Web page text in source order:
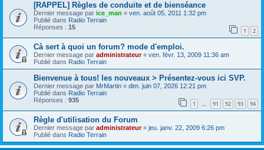
[RAPPEL] Règles de conduite et de bienséance
Dernier message par ice_man « ven. août 05, 2011 1:32 pm
Publié dans Radio Terrain
Réponses : 15 1 2
Cà sert à quoi un forum? mode d'emploi.
Dernier message par administrateur« ven. févr. 13, 2009 11:36 am
Publié dans Radio Terrain
Bienvenue à tous! les nouveaux > Présentez-vous ici SVP.
Dernier message par MrMartin « dim. juin 07, 2026 12:21 pm
Publié dans Radio Terrain
Réponses : 935 1 … 91 92 93 94
Règle d'utilisation du Forum
Dernier message par administrateur« jeu. janv. 22, 2009 6:26 pm
Publié dans Radio Terrain